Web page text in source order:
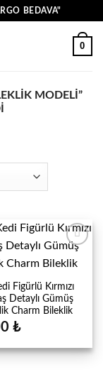
BEDAVA"
0
MODELI”
Figürlü Kırmızı
Detaylı Gümüş
Charm Bileklik
₺